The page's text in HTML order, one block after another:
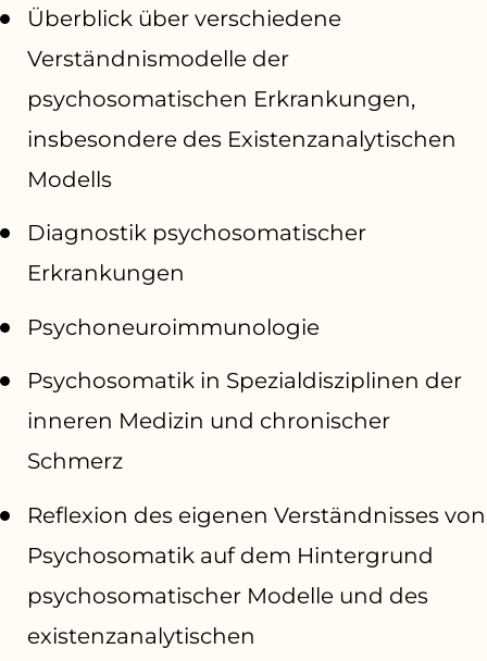
Überblick über verschiedene
Verständnismodelle der
psychosomatischen Erkrankungen,
insbesondere des Existenzanalytischen
Modells
Diagnostik psychosomatischer
Erkrankungen
Psychoneuroimmunologie
Psychosomatik in Spezialdisziplinen der
inneren Medizin und chronischer
Schmerz
Reflexion des eigenen Verständnisses von
Psychosomatik auf dem Hintergrund
psychosomatischer Modelle und des
existenzanalytischen